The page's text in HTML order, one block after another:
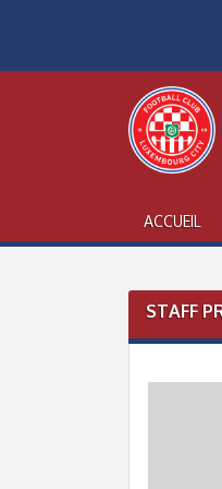
ACCUEIL
STAFF